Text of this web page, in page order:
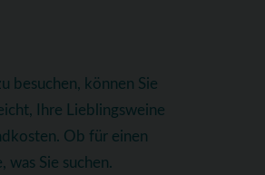
besuchen, können Sie
Ihre Lieblingsweine
Ob für einen
was Sie suchen.